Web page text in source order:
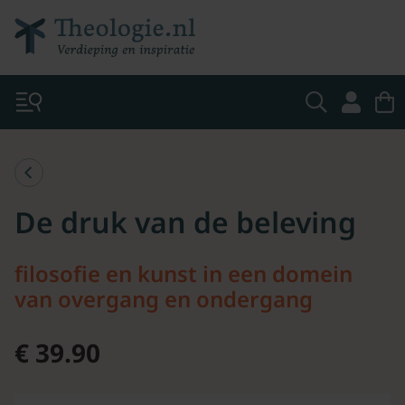
De druk van de beleving
filosofie en kunst in een domein
van overgang en ondergang
€ 39.90